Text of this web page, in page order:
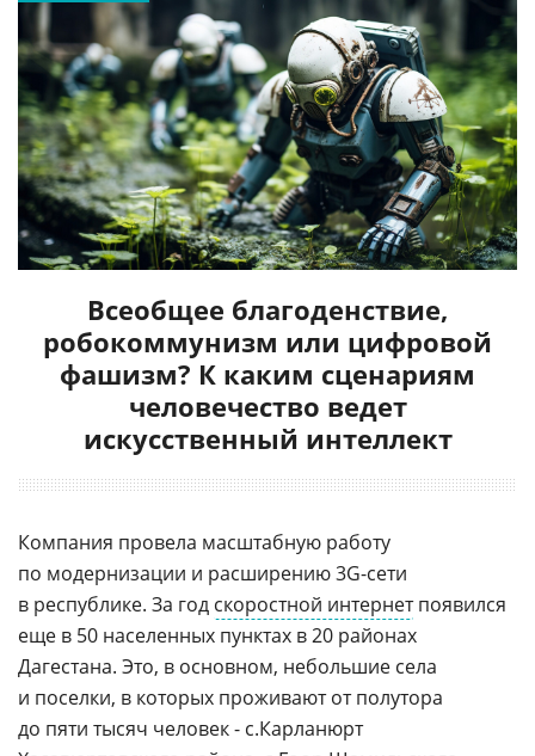
Всеобщее благоденствие,
робокоммунизм или цифровой
фашизм? К каким сценариям
человечество ведет
искусственный интеллект
Компания провела масштабную работу
по модернизации и расширению 3G-cети
в республике. За год скоростной интернетпоявился
еще в 50 населенных пунктах в 20 районах
Дагестана. Это, в основном, небольшие села
и поселки, в которых проживают от полутора
до пяти тысяч человек - с.Карланюрт